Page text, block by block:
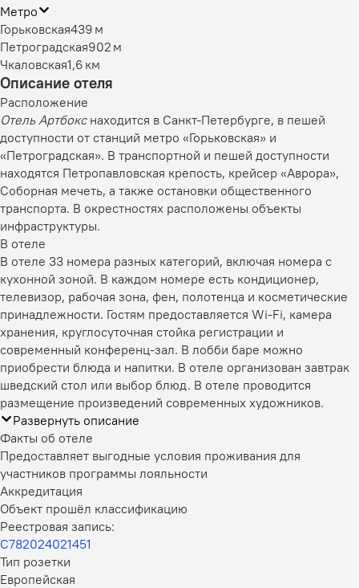
Метро
Горьковская439 м
Петроградская902 м
Чкаловская1,6 км
Описание отеля
Расположение
Отель Артбокснаходится в Санкт-Петербурге, в пешей
доступности от станций метро «Горьковская» и
«Петроградская». В транспортной и пешей доступности
находятся Петропавловская крепость, крейсер «Аврора»,
Соборная мечеть, а также остановки общественного
транспорта. В окрестностях расположены объекты
инфраструктуры.
В отеле
В отеле 33 номера разных категорий, включая номера с
кухонной зоной. В каждом номере есть кондиционер,
телевизор, рабочая зона, фен, полотенца и косметические
принадлежности. Гостям предоставляется Wi-Fi, камера
хранения, круглосуточная стойка регистрации и
современный конференц-зал. В лобби баре можно
приобрести блюда и напитки. В отеле организован завтрак
шведский стол или выбор блюд. В отеле проводится
размещение произведений современных художников.
Развернуть описание
Факты об отеле
Предоставляет выгодные условия проживания для
участников программы лояльности
Аккредитация
Объект прошёл классификацию
Реестровая запись:
С782024021451
Тип розетки
Европейская